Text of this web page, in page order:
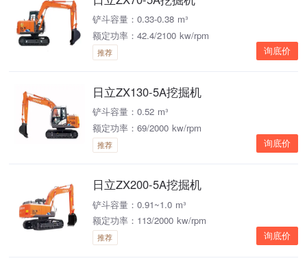
铲斗容量：0.33-0.38 m³
额定功率：42.4/2100 kw/rpm
推荐 询底价
日立ZX130-5A挖掘机
铲斗容量：0.52 m³
额定功率：69/2000 kw/rpm
推荐 询底价
日立ZX200-5A挖掘机
铲斗容量：0.91~1.0 m³
额定功率：113/2000 kw/rpm
推荐 询底价